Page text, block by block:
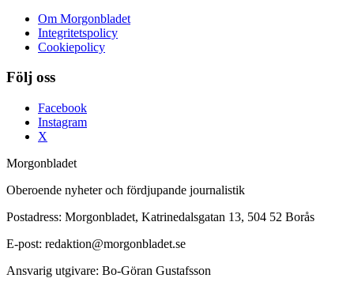
Om Morgonbladet
Integritetspolicy
Cookiepolicy
Följ oss
Facebook
Instagram
X
Morgonbladet
Oberoende nyheter och fördjupande journalistik
Postadress: Morgonbladet, Katrinedalsgatan 13, 504 52 Borås
E-post: redaktion@morgonbladet.se
Ansvarig utgivare: Bo-Göran Gustafsson